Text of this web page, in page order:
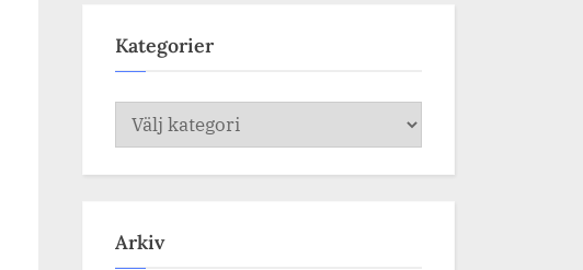
Kategorier
Kategorier
Arkiv